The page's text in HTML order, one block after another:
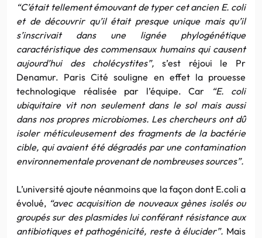
“C’était tellement émouvant de typer cet ancien E. coli
et de découvrir qu’il était presque unique mais qu’il
s’inscrivait dans une lignée phylogénétique
caractéristique des commensaux humains qui causent
aujourd’hui des cholécystites”, s’est réjoui le Pr
Denamur. Paris Cité souligne en effet la prouesse
technologique réalisée par l’équipe. Car
“E. coli
ubiquitaire vit non seulement dans le sol mais aussi
dans nos propres microbiomes. Les chercheurs ont dû
isoler méticuleusement des fragments de la bactérie
cible, qui avaient été dégradés par une contamination
environnementale provenant de nombreuses sources”.
L’université ajoute néanmoins que la façon dont E.coli a
évolué, “avec acquisition de nouveaux gènes isolés ou
groupés sur des plasmides lui conférant résistance aux
antibiotiques et pathogénicité, reste à élucider”. Mais